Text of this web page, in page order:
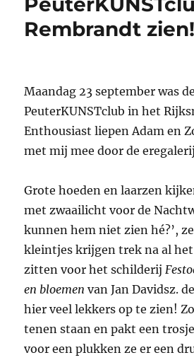
en
museum:
Rembrandt
Maandag 23 september was
PeuterKUNSTclub in het
Enthousiast liepen Adam en
met mij mee door de
Grote hoeden en laarzen
met zwaailicht voor de
kunnen hem niet zien hé?’,
kleintjes krijgen trek na al het
zitten voor het schilderij
en bloemenvan Jan Davidsz.
hier veel lekkers op te zien!
tenen staan en pakt een
voor een plukken ze er een